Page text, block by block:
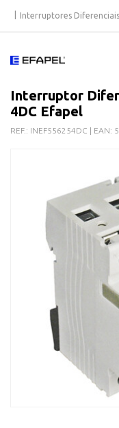
Interruptores Diferenciais
Interruptor
4DC Efapel
REF.: INEF556254DC | EAN: